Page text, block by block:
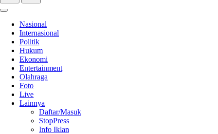
Nasional
Internasional
Politik
Hukum
Ekonomi
Entertainment
Olahraga
Foto
Live
Lainnya
Daftar/Masuk
StopPress
Info Iklan